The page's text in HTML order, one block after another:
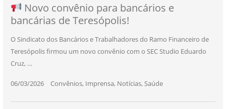
SEU NOVO BENEFÍCIO CHEGOU
Novo convênio para bancários e
bancárias de Teresópolis!
O Sindicato dos Bancários e Trabalhadores do Ramo Financeiro de
Teresópolis firmou um novo convênio com o SEC Studio Eduardo
Cruz, …
06/03/2026| Convênios, Imprensa, Notícias, Saúde
NOVO CONVÊNIO PARA VOCÊ, BANCÁRIO
E BANCÁRIA!
25/11/2025| Convênios, Imprensa, Notícias, Saúde
Convênio com a Rede de Ensino Técnico e
Centro de Qualificação Técnica